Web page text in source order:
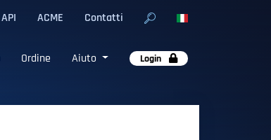
API ACME Contatti
Ordine Aiuto Login